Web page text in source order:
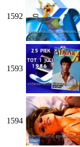
1592
1593
1594